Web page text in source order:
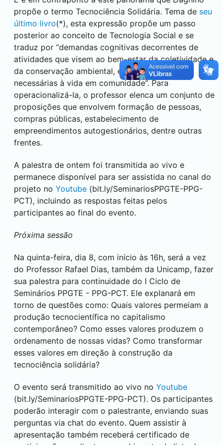
propõe o termo Tecnociência Solidária. Tema de seu
último livro(*), esta expressão propõe um passo
posterior ao conceito de Tecnologia Social e se
traduz por “demandas cognitivas decorrentes de
atividades que visem ao bem-estar da coletividade e
da conservação ambiental, em especial as
necessárias à vida em comunidade”. Para
operacionalizá-la, o professor elenca um conjunto de
proposições que envolvem formação de pessoas,
compras públicas, estabelecimento de
empreendimentos autogestionários, dentre outras
frentes.
A palestra de ontem foi transmitida ao vivo e
permanece disponível para ser assistida no canal do
projeto no Youtube (bit.ly/SeminariosPPGTE-PPG-
PCT), incluindo as respostas feitas pelos
participantes ao final do evento.
Próxima sessão
Na quinta-feira, dia 8, com início às 16h, será a vez
do Professor Rafael Dias, também da Unicamp, fazer
sua palestra para continuidade do I Ciclo de
Seminários PPGTE - PPG-PCT. Ele explanará em
torno de questões como: Quais valores permeiam a
produção tecnocientífica no capitalismo
contemporâneo? Como esses valores produzem o
ordenamento de nossas vidas? Como transformar
esses valores em direção à construção da
tecnociência solidária?
O evento será transmitido ao vivo no Youtube
(bit.ly/SeminariosPPGTE-PPG-PCT). Os participantes
poderão interagir com o palestrante, enviando suas
perguntas via chat do evento. Quem assistir à
apresentação também receberá certificado de